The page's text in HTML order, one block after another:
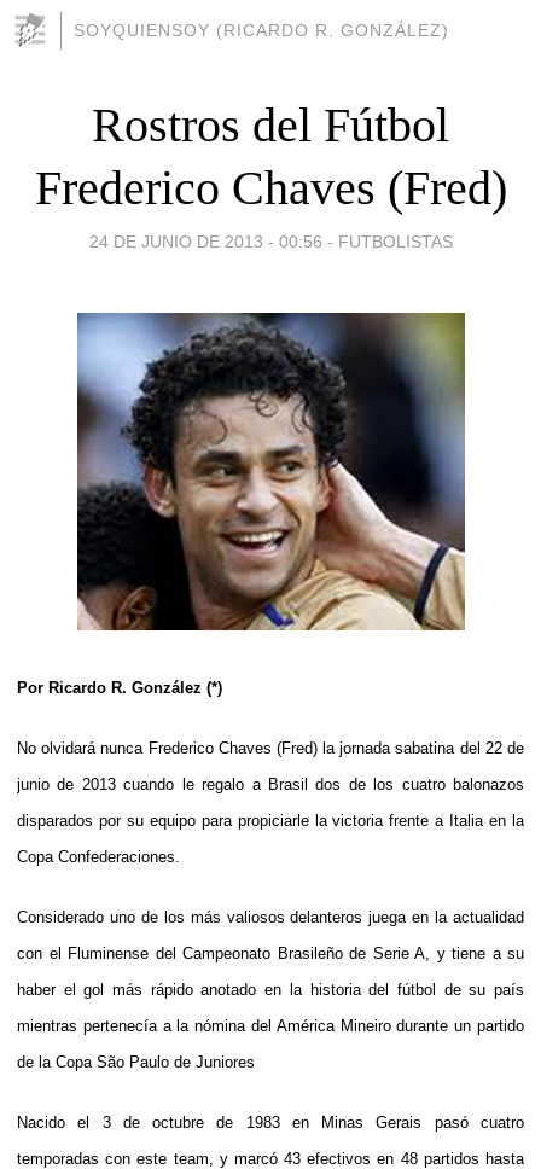
SOYQUIENSOY (RICARDO R. GONZÁLEZ)
Rostros del Fútbol
Frederico Chaves (Fred)
24 DE JUNIO DE 2013 - 00:56 - FUTBOLISTAS
Por Ricardo R. González (*)
No olvidará nunca Frederico Chaves (Fred) la jornada sabatina del 22 de
junio de 2013 cuando le regalo a Brasil dos de los cuatro balonazos
disparados por su equipo para propiciarle la victoria frente a Italia en la
Copa Confederaciones.
Considerado uno de los más valiosos delanteros juega en la actualidad
con el Fluminense del Campeonato Brasileño de Serie A, y tiene a su
haber el gol más rápido anotado en la historia del fútbol de su país
mientras pertenecía a la nómina del América Mineiro durante un partido
de la Copa São Paulo de Juniores
Nacido el 3 de octubre de 1983 en Minas Gerais pasó cuatro
temporadas con este team, y marcó 43 efectivos en 48 partidos hasta